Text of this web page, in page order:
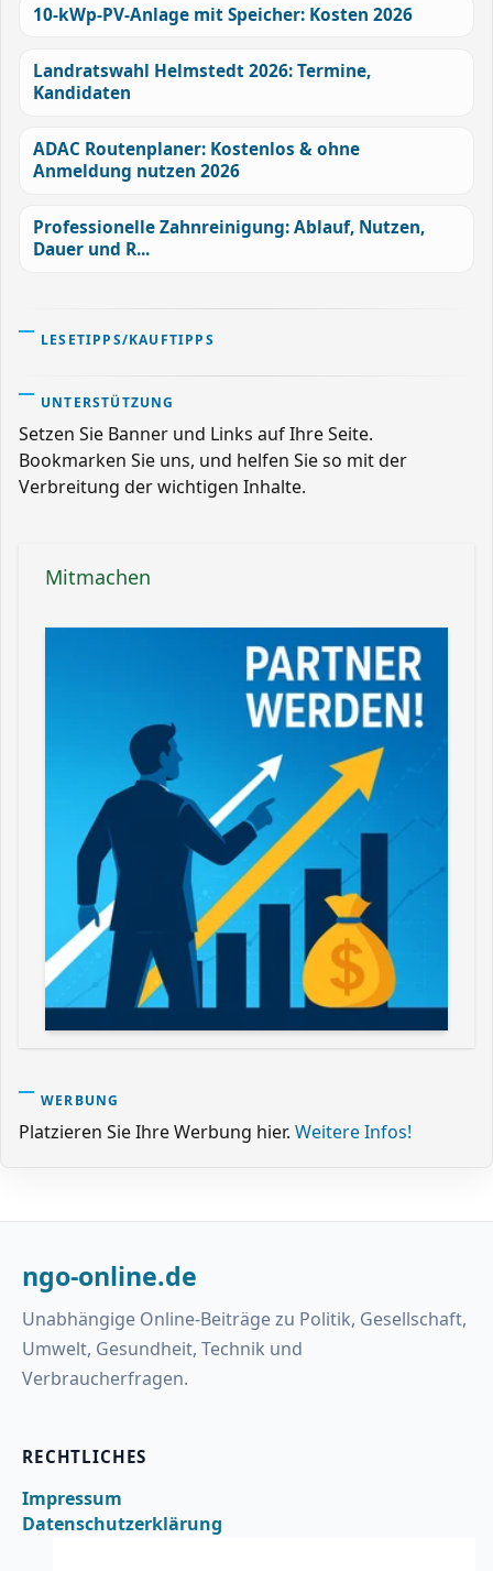
10-kWp-PV-Anlage mit Speicher: Kosten 2026
Landratswahl Helmstedt 2026: Termine,
Kandidaten
ADAC Routenplaner: Kostenlos & ohne
Anmeldung nutzen 2026
Professionelle Zahnreinigung: Ablauf, Nutzen,
Dauer und R...
LESETIPPS/KAUFTIPPS
UNTERSTÜTZUNG
Setzen Sie Banner und Links auf Ihre Seite.
Bookmarken Sie uns, und helfen Sie so mit der
Verbreitung der wichtigen Inhalte.
Mitmachen
WERBUNG
Platzieren Sie Ihre Werbung hier. Weitere Infos!
ngo-online.de
Unabhängige Online-Beiträge zu Politik, Gesellschaft,
Umwelt, Gesundheit, Technik und
Verbraucherfragen.
RECHTLICHES
Impressum
Datenschutzerklärung